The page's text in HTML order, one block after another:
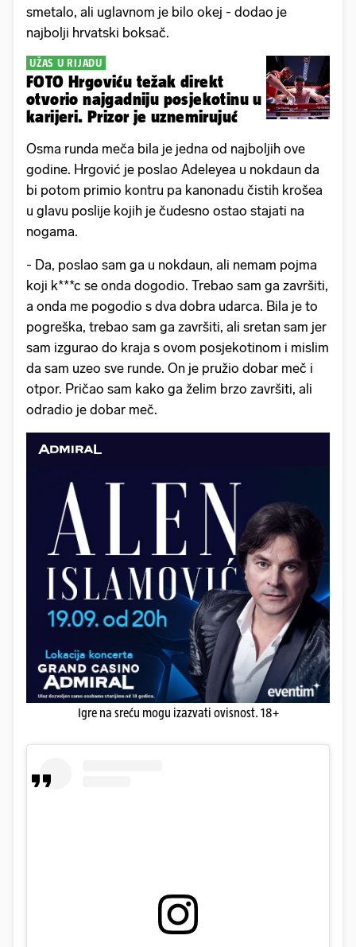
smetalo, ali uglavnom je bilo okej - dodao je
najbolji hrvatski boksač.
UŽAS U RIJADU
FOTO Hrgoviću težak direkt
otvorio najgadniju posjekotinu u
karijeri. Prizor je uznemirujuć
Osma runda meča bila je jedna od najboljih ove
godine. Hrgović je poslao Adeleyea u nokdaun da
bi potom primio kontru pa kanonadu čistih krošea
u glavu poslije kojih je čudesno ostao stajati na
nogama.
- Da, poslao sam ga u nokdaun, ali nemam pojma
koji k***c se onda dogodio. Trebao sam ga završiti,
a onda me pogodio s dva dobra udarca. Bila je to
pogreška, trebao sam ga završiti, ali sretan sam jer
sam izgurao do kraja s ovom posjekotinom i mislim
da sam uzeo sve runde. On je pružio dobar meč i
otpor. Pričao sam kako ga želim brzo završiti, ali
odradio je dobar meč.
Igre na sreću mogu izazvati ovisnost. 18+